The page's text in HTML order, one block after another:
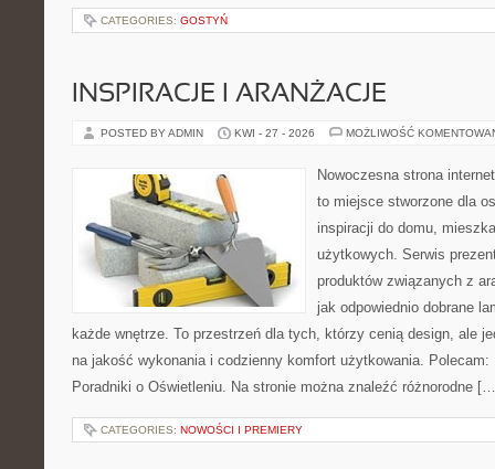
CATEGORIES: GOSTYŃ
INSPIRACJE I ARANŻACJE
POSTED BY ADMIN KWI - 27 - 2026 MOŻLIWOŚĆ
Nowoczesna strona
to miejsce stworzone dla
inspiracji do domu,
użytkowych. Serwis
produktów związanych z
jak odpowiednio dobrane
każde wnętrze. To przestrzeń dla tych, którzy cenią design, ale
na jakość wykonania i codzienny komfort użytkowania.
Poradniki o Oświetleniu. Na stronie można znaleźć różnorodne
CATEGORIES: NOWOŚCI I PREMIERY